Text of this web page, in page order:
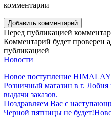
комментарии
Добавить комментарий
Перед публикацией
Комментарий будет проверен
публикацией
Новости
Новое поступление
Розничный магазин в г. Лобня
выдачи заказов.
Поздравляем Вас с
Черной пятницы не будет!